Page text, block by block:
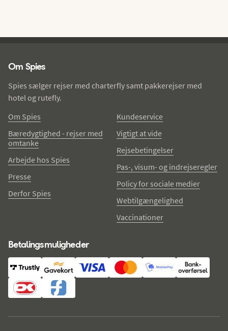
Om Spies
Spies sælger rejser med charterfly samt pakkerejser med
hotel og rutefly.
Om Spies
Bæredygtighed - rejser med
omtanke
Arbejde hos Spies
Presse
Derfor Spies
Kundeservice
Vigtigt at vide
Rejsebetingelser
Pas-, visum- og indrejseregler
Policy for sociale medier
Webtilgængelighed
Vaccinationer
Betalingsmuligheder